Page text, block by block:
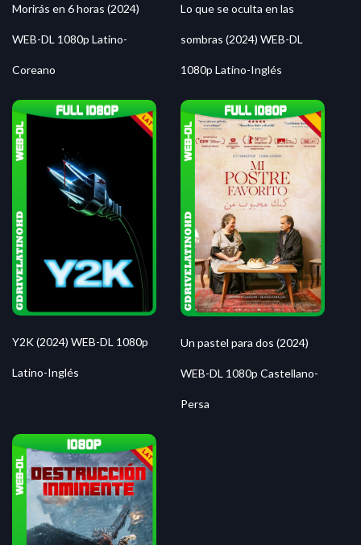
Morirás en 6 horas (2024)
WEB-DL 1080p Latino-
Coreano
Lo que se oculta en las
sombras (2024) WEB-DL
1080p Latino-Inglés
Y2K (2024) WEB-DL 1080p
Latino-Inglés
Un pastel para dos (2024)
WEB-DL 1080p Castellano-
Persa